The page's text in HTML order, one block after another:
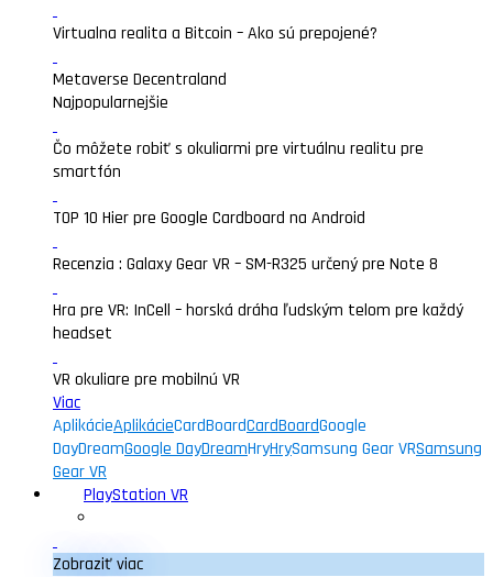
Virtualna realita a Bitcoin – Ako sú prepojené?
Metaverse Decentraland
Najpopularnejšie
Čo môžete robiť s okuliarmi pre virtuálnu realitu pre
smartfón
TOP 10 Hier pre Google Cardboard na Android
Recenzia : Galaxy Gear VR – SM-R325 určený pre Note 8
Hra pre VR: InCell – horská dráha ľudským telom pre každý
headset
VR okuliare pre mobilnú VR
Viac
AplikácieAplikácieCardBoardCardBoardGoogle
DayDreamGoogle DayDreamHryHrySamsung Gear VRSamsung
Gear VR
PlayStation VR
Zobraziť viac